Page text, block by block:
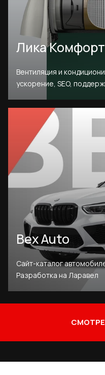
Лика Комфорт
Вентиляция и
ускорение, SEO,
Bex Auto
Сайт-каталог
Разработка на Ларавел